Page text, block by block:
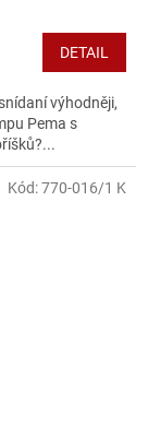
DETAIL
výhodněji,
Pema s
Kód:770-016/1 K